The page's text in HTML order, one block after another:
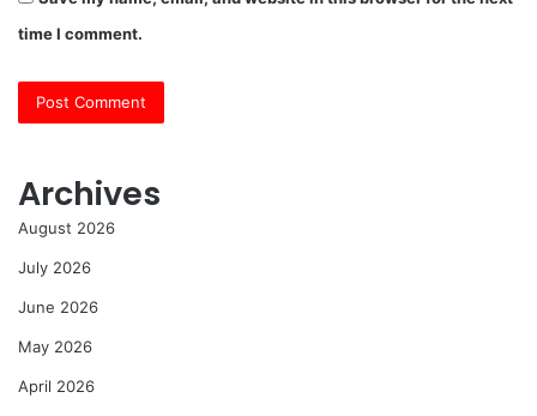
time I comment.
Archives
August 2026
July 2026
June 2026
May 2026
April 2026